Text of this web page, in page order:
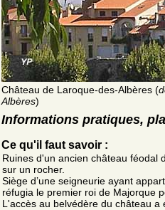
Château de Laroque-des-Albères (
Albères)
Informations pratiques,
Ce qu'il faut savoir :
Ruines d'un ancien château féodal
sur un rocher.
Siège d’une seigneurie ayant
réfugia le premier roi de Majorque
L'accès au belvédère du château